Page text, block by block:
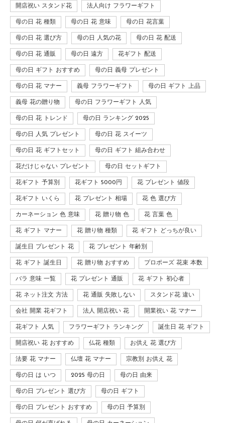
開店祝い スタンド花 法人向け フラワーギフト
母の日 花 種類 母の日 花 意味 母の日 花言葉
母の日 花 選び方 母の日 人気の花 母の日 花 配送
母の日 花 通販 母の日 遠方 花ギフト 配送
母の日 ギフト おすすめ 母の日 義母 プレゼント
母の日 花 マナー 義母 フラワーギフト 母の日 ギフト 上品
義母 花の贈り物 母の日 フラワーギフト 人気
母の日 花 トレンド 母の日 ランキング 2025
母の日 人気 プレゼント 母の日 花 スイーツ
母の日 花 ギフトセット 母の日 ギフト 組み合わせ
花だけじゃない プレゼント 母の日 セットギフト
花ギフト 予算別 花ギフト 5000円 花 プレゼント 値段
花ギフト いくら 花 プレゼント 相場 花 色 選び方
カーネーション 色 意味 花 贈り物 色 花 言葉 色
花 ギフト マナー 花 贈り物 種類 花 ギフト どっちが良い
誕生日 プレゼント 花 花 プレゼント 年齢別
花 ギフト 誕生日 花 贈り物 おすすめ プロポーズ 花束 本数
バラ 意味 一覧 花 プレゼント 通販 花 ギフト 初心者
花 ネット注文 方法 花 通販 失敗しない スタンド花 違い
会社 開業 花ギフト 法人 開店祝い 花 開業祝い 花 マナー
花ギフト 人気 フラワーギフト ランキング 誕生日 花 ギフト
開店祝い 花 おすすめ 仏花 種類 お供え 花 選び方
法要 花 マナー 仏壇 花 マナー 宗教別 お供え 花
母の日 は いつ 2025 母の日 母の日 由来
母の日 プレゼント 選び方 母の日 ギフト
母の日 プレゼント おすすめ 母の日 予算別